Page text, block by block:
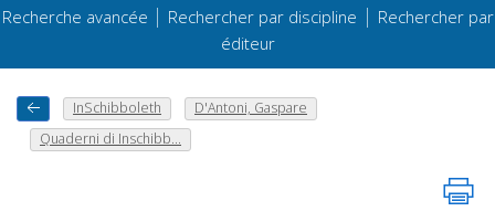
Recherche avancée | Rechercher par discipline | Rechercher par
éditeur
InSchibboleth
D'Antoni, Gaspare
Quaderni di Inschibb...